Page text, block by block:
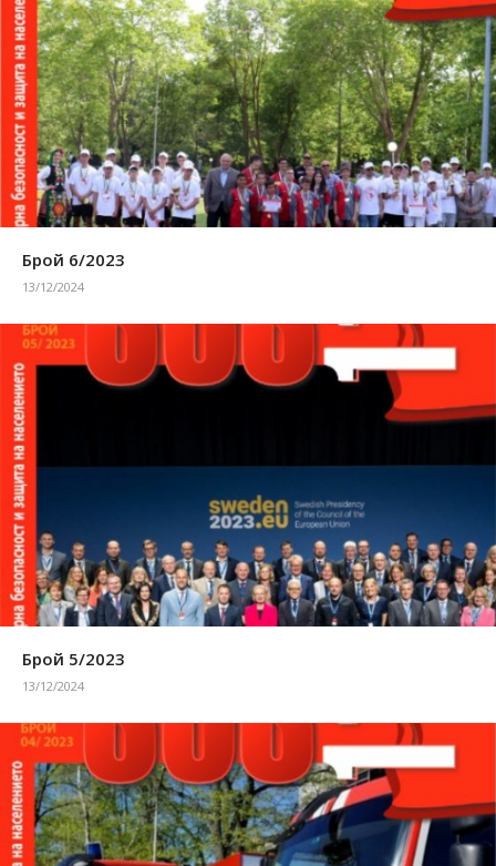
Брой 6/2023
13/12/2024
Брой 5/2023
13/12/2024